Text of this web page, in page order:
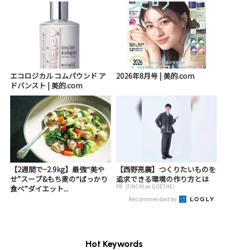
エコロジカル コムパウンド ア
ドバンスト | 美的.com
2026年8月号 | 美的.com
【2週間で−2.9kg】最強“美や
せ”スープ&もち麦の“ばっかり
食べ”ダイエット...
【西野亮廣】つくりたいものを
追求できる環境の作り方とは
PR（FINCHI on GOETHE）
Recommended by
Hot Keywords